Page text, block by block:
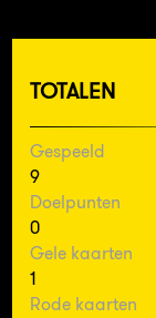
TOTALEN
Gespeeld
9
Doelpunten
0
Gele kaarten
1
Rode kaarten